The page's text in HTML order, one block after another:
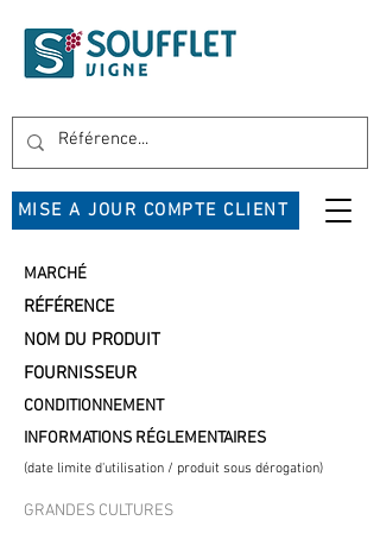
MISE A JOUR COMPTE CLIENT
MARCHÉ
RÉFÉRENCE
NOM DU PRODUIT
FOURNISSEUR
CONDITIONNEMENT
INFORMATIONS RÉGLEMENTAIRES
(date limite d'utilisation / produit sous dérogation)
GRANDES CULTURES